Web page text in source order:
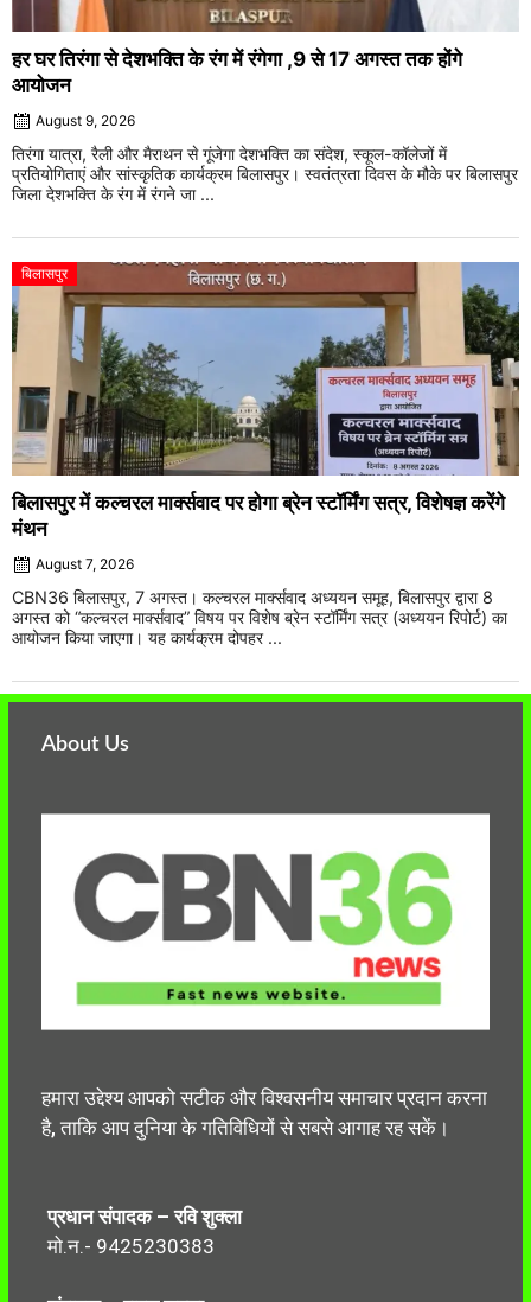
हर घर तिरंगा से देशभक्ति के रंग में रंगेगा ,9 से 17 अगस्त तक होंगे
आयोजन
August 9, 2026
तिरंगा यात्रा, रैली और मैराथन से गूंजेगा देशभक्ति का संदेश, स्कूल-कॉलेजों में
प्रतियोगिताएं और सांस्कृतिक कार्यक्रम बिलासपुर। स्वतंत्रता दिवस के मौके पर बिलासपुर
जिला देशभक्ति के रंग में रंगने जा ...
बिलासपुर
बिलासपुर में कल्चरल मार्क्सवाद पर होगा ब्रेन स्टॉर्मिंग सत्र, विशेषज्ञ करेंगे
मंथन
August 7, 2026
CBN36 बिलासपुर, 7 अगस्त। कल्चरल मार्क्सवाद अध्ययन समूह, बिलासपुर द्वारा 8
अगस्त को “कल्चरल मार्क्सवाद” विषय पर विशेष ब्रेन स्टॉर्मिंग सत्र (अध्ययन रिपोर्ट) का
आयोजन किया जाएगा। यह कार्यक्रम दोपहर ...
About Us
हमारा उद्देश्य आपको सटीक और विश्वसनीय समाचार प्रदान करना
है, ताकि आप दुनिया के गतिविधियों से सबसे आगाह रह सकें।
प्रधान संपादक – रवि शुक्ला
मो.न.- 9425230383